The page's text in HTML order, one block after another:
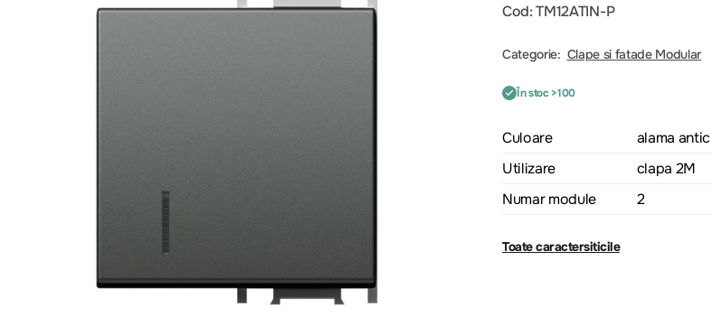
Cod: TM12ATIN-P
Categorie: Clape si fatade Modular
În stoc >100
Culoare
alama antic
Utilizare
clapa 2M
Numar module
2
Toate caractersiticile